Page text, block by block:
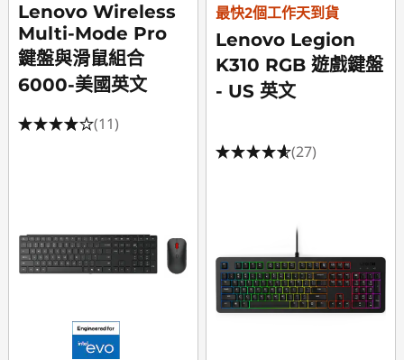
Lenovo Wireless
Multi-Mode Pro
鍵盤與滑鼠組合
6000-美國英文
(11)
最快2個工作天到貨
Lenovo Legion
K310 RGB 遊戲鍵盤
- US 英文
(27)